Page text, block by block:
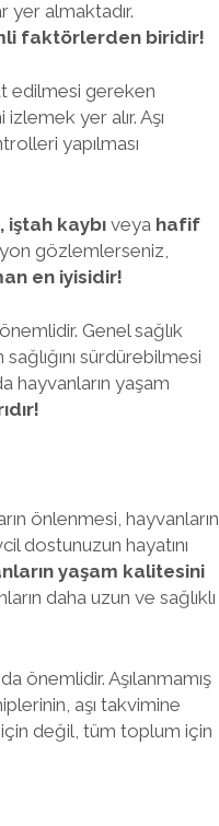
almaktadır.
faktörlerden biridir!
edilmesi gereken
yer alır. Aşı
yapılması
iştah kaybıveya hafif
gözlemlerseniz,
en iyisidir!
Genel sağlık
sürdürebilmesi
hayvanların yaşam
önlenmesi, hayvanların
dostunuzun hayatını
yaşam kalitesini
daha uzun ve sağlıklı
önemlidir. Aşılanmamış
aşı takvimine
için değil, tüm toplum için